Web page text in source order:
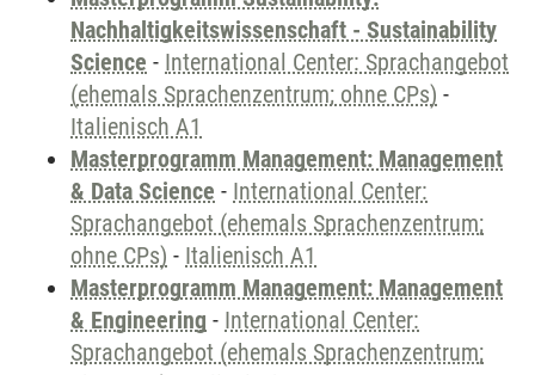
Nachhaltigkeitswissenschaft - Sustainability
Science - International Center: Sprachangebot
(ehemals Sprachenzentrum; ohne CPs) -
Italienisch A1
Masterprogramm Management: Management
& Data Science - International Center:
Sprachangebot (ehemals Sprachenzentrum;
ohne CPs) - Italienisch A1
Masterprogramm Management: Management
& Engineering - International Center:
Sprachangebot (ehemals Sprachenzentrum;